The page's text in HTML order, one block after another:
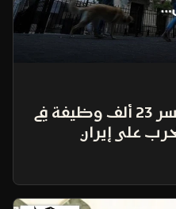
الاقتصاد الأمريكي يخسر 23 ألف وظيفة في
على إيران